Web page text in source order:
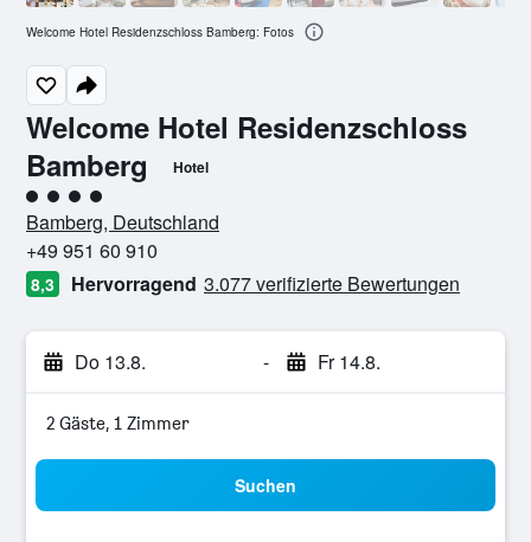
Welcome Hotel Residenzschloss
Bamberg
Hotel
Bewertungskategorie 4
Bamberg, Deutschland
+49 951 60 910
8,3 Hervorragend 3.077 verifizierte Bewertungen
Do 13.8. - Fr 14.8.
2 Gäste, 1 Zimmer
Suchen
Welcome Hotel Residenzschloss Bamberg: Fotos